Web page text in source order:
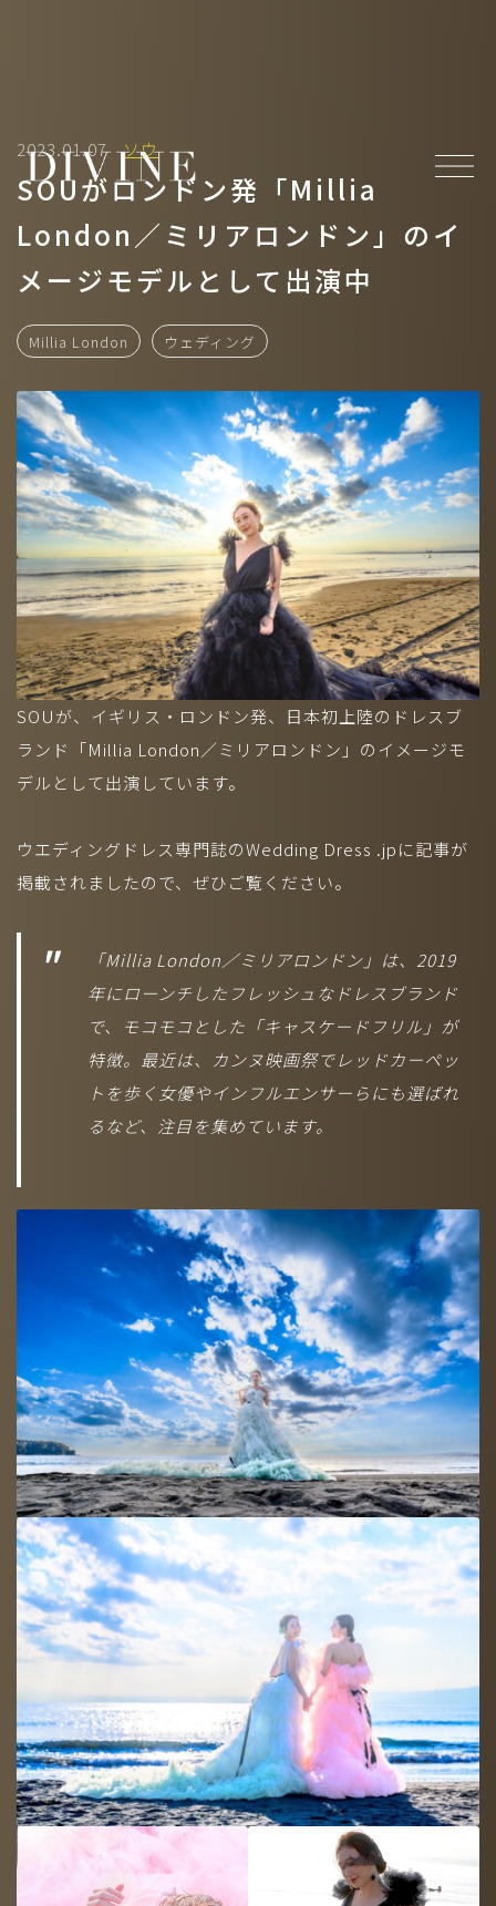
About
News
Member
-MODEL(WOMEN)/
MODEL(MEN)
-ACTOR/ACTRESS
-ARTIST/CREATOR/CULTURE/ATHLETE
Projects
- Under Construction
Company
-CONTACT
-RECRUIT
-AUDITION
株式会社ディヴァインは、アメリカ・ロサンゼルスに本社を置く一
流俳優・タレントエージェンシー「SHEER」と業務提携していま
305, 1-40-16 YOYOGI SHIBUYA-KU TOKYO, 150-0053 JAPAN
©2026 DIVINE
2023.01.07 ソウ
SOUがロンドン発「Millia
London／ミリアロンドン」のイ
メージモデルとして出演中
Millia London ウェディング
SOUが、イギリス・ロンドン発、日本初上陸のドレスブ
ランド「Millia London／ミリアロンドン」のイメージモ
デルとして出演しています。
ウエディングドレス専門誌のWedding Dress .jpに記事が
掲載されましたので、ぜひご覧ください。
「Millia London／ミリアロンドン」は、2019
年にローンチしたフレッシュなドレスブランド
で、モコモコとした「キャスケードフリル」が
特徴。最近は、カンヌ映画祭でレッドカーペッ
トを歩く女優やインフルエンサーらにも選ばれ
るなど、注目を集めています。